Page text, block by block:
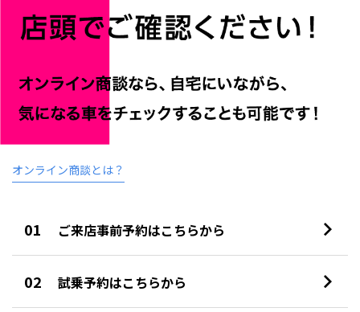
オンライン商談とは？
01 ご来店事前予約はこちらから
02 試乗予約はこちらから